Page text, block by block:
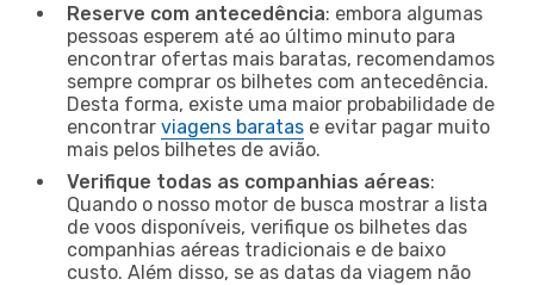
Reserve com antecedência: embora algumas
pessoas esperem até ao último minuto para
encontrar ofertas mais baratas, recomendamos
sempre comprar os bilhetes com antecedência.
Desta forma, existe uma maior probabilidade de
encontrar viagens baratas e evitar pagar muito
mais pelos bilhetes de avião.
Verifique todas as companhias aéreas:
Quando o nosso motor de busca mostrar a lista
de voos disponíveis, verifique os bilhetes das
companhias aéreas tradicionais e de baixo
custo. Além disso, se as datas da viagem não